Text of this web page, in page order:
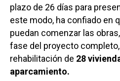
plazo de 26 días para
este modo, ha confiado en
puedan comenzar las
fase del proyecto
rehabilitación de 28
aparcamiento.